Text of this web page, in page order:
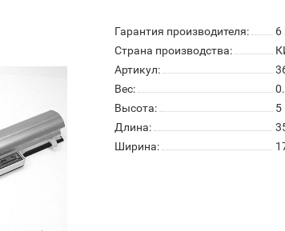
Гарантия производителя:
6
Страна производства:
Артикул:
Вес:
Высота:
5
Длина:
Ширина: